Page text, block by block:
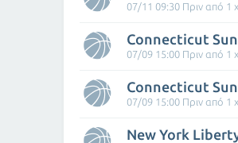
07/11 09:30 Πριν από 1
Connecticut
07/09 15:00 Πριν από 1
Connecticut
07/09 15:00 Πριν από 1
New York